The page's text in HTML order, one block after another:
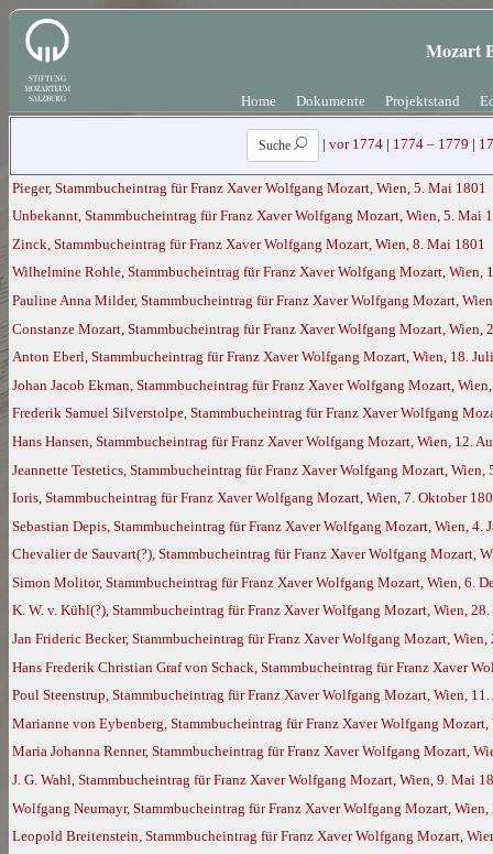
Mozart
Home Dokumente Projektstand
Suche | vor 1774| 1774 – 1779 |
Pieger, Stammbucheintrag für Franz Xaver Wolfgang Mozart, Wien, 5. Mai 1801
Unbekannt, Stammbucheintrag für Franz Xaver Wolfgang Mozart, Wien, 5. Mai
Zinck, Stammbucheintrag für Franz Xaver Wolfgang Mozart, Wien, 8. Mai 1801
Wilhelmine Rohle, Stammbucheintrag für Franz Xaver Wolfgang Mozart, Wien,
Pauline Anna Milder, Stammbucheintrag für Franz Xaver Wolfgang Mozart,
Constanze Mozart, Stammbucheintrag für Franz Xaver Wolfgang Mozart, Wien,
Anton Eberl, Stammbucheintrag für Franz Xaver Wolfgang Mozart, Wien, 18.
Johan Jacob Ekman, Stammbucheintrag für Franz Xaver Wolfgang Mozart,
Frederik Samuel Silverstolpe, Stammbucheintrag für Franz Xaver Wolfgang
Hans Hansen, Stammbucheintrag für Franz Xaver Wolfgang Mozart, Wien, 12.
Jeannette Testetics, Stammbucheintrag für Franz Xaver Wolfgang Mozart, Wien,
Ioris, Stammbucheintrag für Franz Xaver Wolfgang Mozart, Wien, 7. Oktober
Sebastian Depis, Stammbucheintrag für Franz Xaver Wolfgang Mozart, Wien, 4.
Chevalier de Sauvart(?), Stammbucheintrag für Franz Xaver Wolfgang Mozart,
Simon Molitor, Stammbucheintrag für Franz Xaver Wolfgang Mozart, Wien, 6.
K. W. v. Kühl(?), Stammbucheintrag für Franz Xaver Wolfgang Mozart, Wien, 28.
Jan Frideric Becker, Stammbucheintrag für Franz Xaver Wolfgang Mozart,
Hans Frederik Christian Graf von Schack, Stammbucheintrag für Franz Xaver
Poul Steenstrup, Stammbucheintrag für Franz Xaver Wolfgang Mozart, Wien,
Marianne von Eybenberg, Stammbucheintrag für Franz Xaver Wolfgang
Maria Johanna Renner, Stammbucheintrag für Franz Xaver Wolfgang Mozart,
J. G. Wahl, Stammbucheintrag für Franz Xaver Wolfgang Mozart, Wien, 9. Mai
Wolfgang Neumayr, Stammbucheintrag für Franz Xaver Wolfgang Mozart,
Leopold Breitenstein, Stammbucheintrag für Franz Xaver Wolfgang Mozart,